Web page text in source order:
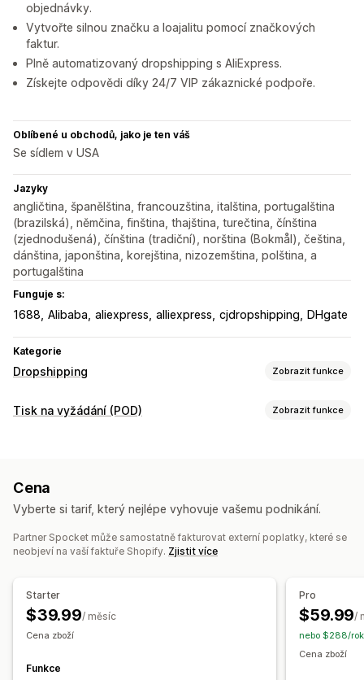
objednávky.
Vytvořte silnou značku a loajalitu pomocí značkových
faktur.
Plně automatizovaný dropshipping s AliExpress.
Získejte odpovědi díky 24/7 VIP zákaznické podpoře.
Oblíbené u obchodů, jako je ten váš
Se sídlem v USA
Jazyky
angličtina, španělština, francouzština, italština, portugalština
(brazilská), němčina, finština, thajština, turečtina, čínština
(zjednodušená), čínština (tradiční), norština (Bokmål), čeština,
dánština, japonština, korejština, nizozemština, polština, a
portugalština
Funguje s:
1688 Alibaba aliexpress alliexpress cjdropshipping DHgate
Kategorie
Dropshipping Zobrazit funkce
Produkty, které můžete prodávat
Sportovní zboží
Firmy a kancelář Hardware Automobilový průmysl
Produkty pro dospělé
Itálie Japonsko
Nizozemsko
Norsko
Nový Zéland
Rakousko
Spojené státy
Tisk na vyžádání (POD) Zobrazit funkce
Generátor maket
Vlastní šablony
Produkty
Domácí dekorace
Laserové výrobky
Nástěnné dekorace
Cena
Vyberte si tarif, který nejlépe vyhovuje vašemu podnikání.
Partner Spocket může samostatně fakturovat externí poplatky, které se
neobjeví na vaší faktuře Shopify. Zjistit více
Starter
$39.99/ měsíc
Cena zboží
Funkce
Pro
$59.99/
nebo $288/
Cena zboží